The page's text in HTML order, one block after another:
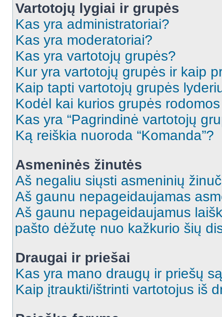
Vartotojų lygiai ir grupės
Kas yra administratoriai?
Kas yra moderatoriai?
Kas yra vartotojų grupės?
Kur yra vartotojų grupės ir kaip
Kaip tapti vartotojų grupės
Kodėl kai kurios grupės
Kas yra “Pagrindinė vartotojų
Ką reiškia nuoroda “Komanda”?
Asmeninės žinutės
Aš negaliu siųsti asmeninių
Aš gaunu nepageidaujamas
Aš gaunu nepageidaujamus
pašto dėžutę nuo kažkurio šių
Draugai ir priešai
Kas yra mano draugų ir priešų
Kaip įtraukti/ištrinti vartotojus iš